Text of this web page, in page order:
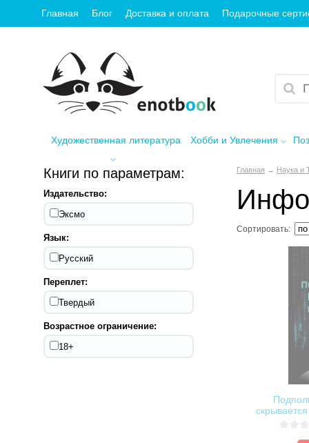
Главная Блог Доставка и оплата Подарочные
Художественная литература Хобби и Увлечения
Книги по параметрам:
Издательство:
Эксмо
Язык:
Русский
Переплет:
Твердый
Возрастное ограничение:
18+
Главная → Наука и
Сортировать: